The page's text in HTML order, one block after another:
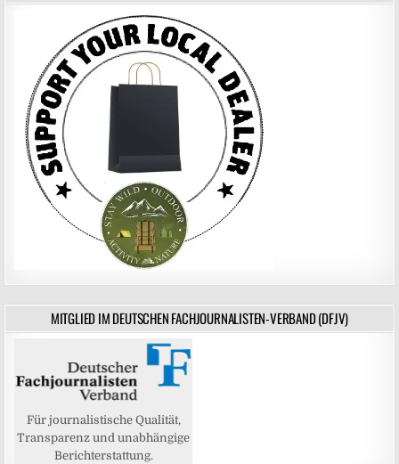
MITGLIED IM DEUTSCHEN FACHJOURNALISTEN-VERBAND (DFJV)
Für journalistische Qualität,
Transparenz und unabhängige
Berichterstattung.